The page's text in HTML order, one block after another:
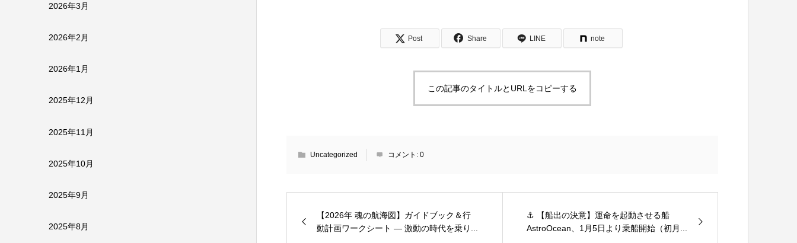
Post Share LINE note
この記事のタイトルとURLをコピーする
Uncategorized コメント: 0
【2026年 魂の航海図】ガイドブック＆行
動計画ワークシート — 激動の時代を乗り...
⚓️ 【船出の決意】運命を起動させる船
AstroOcean、1月5日より乗船開始（初月...
2026年3月
2026年2月
2026年1月
2025年12月
2025年11月
2025年10月
2025年9月
2025年8月